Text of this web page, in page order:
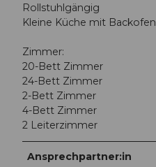
Rollstuhlgängig
Kleine Küche mit Backofen
Zimmer:
20-Bett Zimmer
24-Bett Zimmer
2-Bett Zimmer
4-Bett Zimmer
2 Leiterzimmer
Ansprechpartner:in